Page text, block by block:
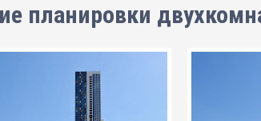
планировки